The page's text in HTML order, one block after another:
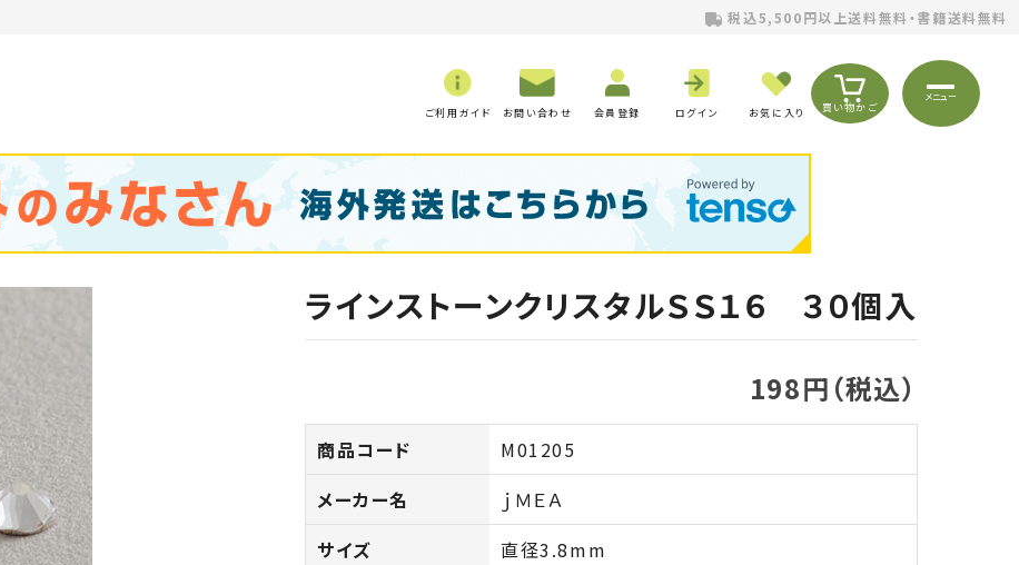
税込5,500円以上送料無料・書籍送料無料
ご利用ガイド お問い合わせ 会員登録 ログイン お気に入り 買い物かご
メニュー
ラインストーンクリスタルＳＳ１６ ３０個入
198円（税込）
商品コード
M01205
メーカー名
ｊＭＥＡ
サイズ
直径3.8mm